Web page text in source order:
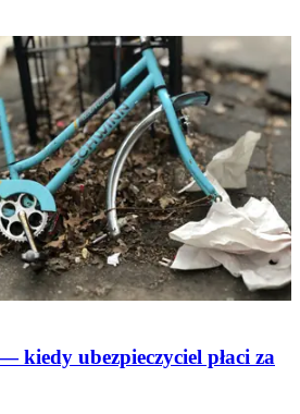
kiedy ubezpieczyciel płaci za